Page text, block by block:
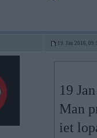
19. Jan 2016,
19
Man
iet